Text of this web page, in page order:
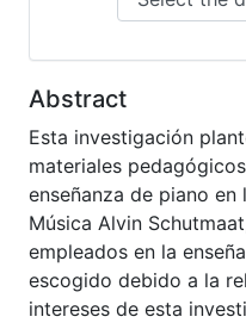
Abstract
Esta investigación
materiales
enseñanza de piano
Música Alvin
empleados en la
escogido debido a la
intereses de esta